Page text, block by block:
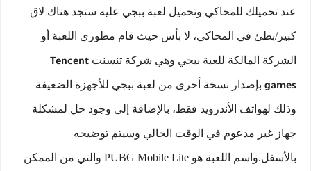
عند تحميلك للمحاكي وتحميل لعبة ببجي عليه ستجد هناك لاق
كبير/بطئ في المحاكي، لا بأس حيث قام مطوري اللعبة أو
الشركة المالكة للعبة ببجي وهي شركة تنسنت Tencent
games بإصدار نسخة أخرى من لعبة ببجي للأجهزة الضعيفة
وذلك لهواتف الأندرويد فقط، بالإضافة إلى وجود حل لمشكلة
جهاز غير مدعوم في الوقت الحالي وسيتم توضيحه
بالأسفل.واسم اللعبة هو PUBG Mobile Lite والتي من الممكن